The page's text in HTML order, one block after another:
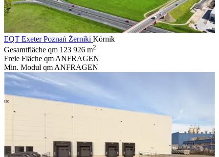
EQT Exeter Poznań Żerniki Kórnik
Gesamtfläche qm 123 926 m2
Freie Fläche qm ANFRAGEN
Min. Modul qm ANFRAGEN